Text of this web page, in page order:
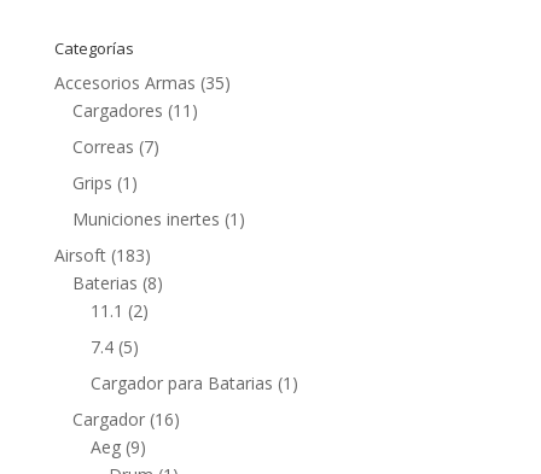
Categorías
Accesorios Armas (35)
Cargadores (11)
Correas (7)
Grips (1)
Municiones inertes (1)
Airsoft (183)
Baterias (8)
11.1 (2)
7.4 (5)
Cargador para Batarias (1)
Cargador (16)
Aeg (9)